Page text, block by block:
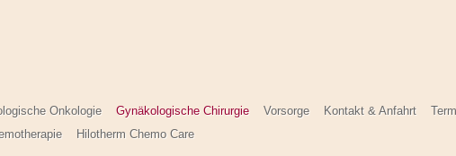
Onkologie Gynäkologische Chirurgie Vorsorge Kontakt & Anfahrt
Hilotherm Chemo Care